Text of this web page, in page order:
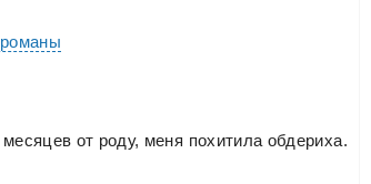
месяцев от роду, меня похитила обдериха.